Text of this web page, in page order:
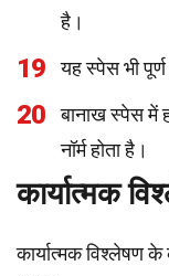
है।
19 यह स्पेस भी पूर्ण
20
बानाख स्पेस में
नॉर्म होता है।
कार्यात्मक
कार्यात्मक विश्लेषण के